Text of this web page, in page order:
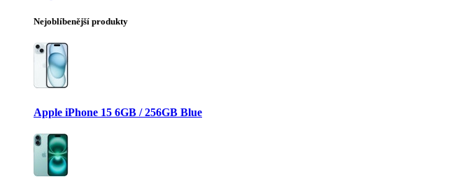
Nejoblíbenější produkty
Apple iPhone 15 6GB / 256GB Blue